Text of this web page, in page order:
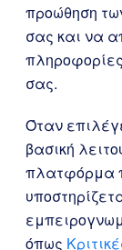
προώθηση
σας και να
σας.
Όταν
βασική
πλατφόρμα
όπως